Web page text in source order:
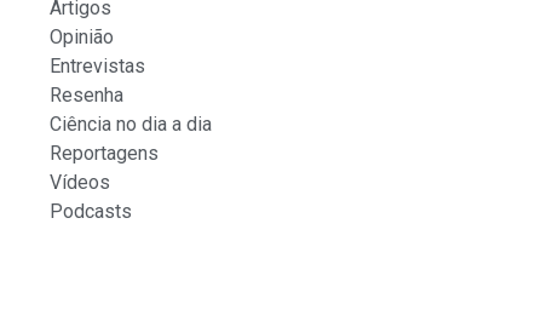
Artigos
Opinião
Entrevistas
Resenha
Ciência no dia a dia
Reportagens
Vídeos
Podcasts